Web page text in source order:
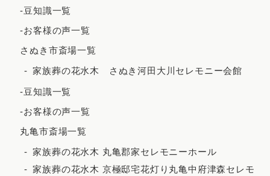
2021年11月
2021年10月
2021年5月
2021年4月
-豆知識一覧
-お客様の声一覧
さぬき市斎場一覧
家族葬の花水木 さぬき河田大川セレモニー会館
-豆知識一覧
-お客様の声一覧
丸亀市斎場一覧
家族葬の花水木 丸亀郡家セレモニーホール
家族葬の花水木 京極邸宅花灯り丸亀中府津森セレモ